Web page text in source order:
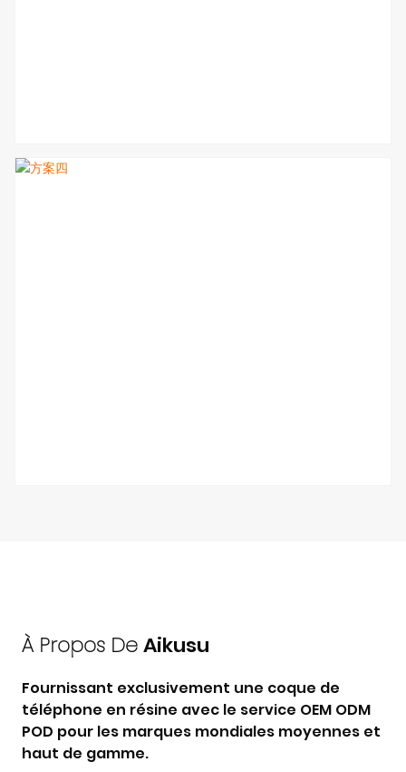
À Propos DeAikusu
Fournissant exclusivement une coque de
téléphone en résine avec le service OEM ODM
POD pour les marques mondiales moyennes et
haut de gamme.